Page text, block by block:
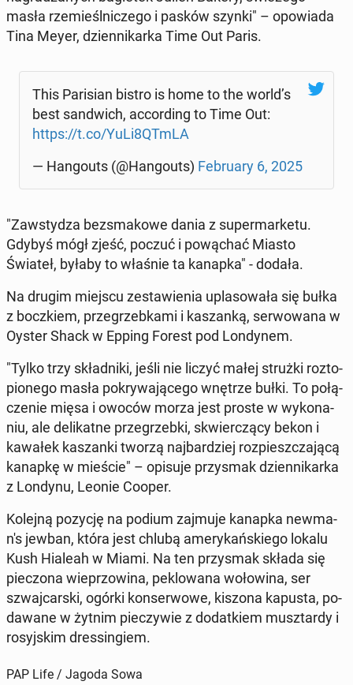
masła rze­mieśl­ni­cze­go i pasków szynki" – opo­wia­da
Tina Meyer, dzien­ni­kar­ka Time Out Paris.
This Pa­ri­sian bistro is home to the world’s
best san­dwich, ac­cor­ding to Time Out:
https://t.co/YuLi8QTmLA
— Han­go­uts (@Han­go­uts) Fe­bru­ary 6, 2025
"Za­wsty­dza bez­sma­ko­we dania z su­per­mar­ke­tu.
Gdybyś mógł zjeść, poczuć i po­wą­chać Miasto
Świateł, byłaby to właśnie ta kanapka" - dodała.
Na drugim miejscu ze­sta­wie­nia upla­so­wa­ła się bułka
z bocz­kiem, prze­grzeb­ka­mi i ka­szan­ką, ser­wo­wa­na w
Oyster Shack w Epping Forest pod Lon­dy­nem.
"Tylko trzy skład­ni­ki, jeśli nie liczyć małej strużki roz­to­
pio­ne­go masła po­kry­wa­ją­ce­go wnętrze bułki. To po­łą­
cze­nie mięsa i owoców morza jest proste w wy­ko­na­
niu, ale de­li­kat­ne prze­grzeb­ki, skwier­czą­cy bekon i
kawałek ka­szan­ki tworzą naj­bar­dziej roz­piesz­cza­ją­cą
kanapkę w mieście" – opisuje przy­smak dzien­ni­kar­ka
z Londynu, Leonie Cooper.
Kolejną pozycję na podium zajmuje kanapka new­ma­
n's jewban, która jest chlubą ame­ry­kań­skie­go lokalu
Kush Hialeah w Miami. Na ten przy­smak składa się
pie­czo­na wie­przo­wi­na, pe­klo­wa­na wo­ło­wi­na, ser
szwaj­car­ski, ogórki kon­ser­wo­we, kiszona kapusta, po­
da­wa­ne w żytnim pie­czy­wie z do­dat­kiem musz­tar­dy i
ro­syj­skim dres­sin­giem.
PAP Life / Jagoda Sowa